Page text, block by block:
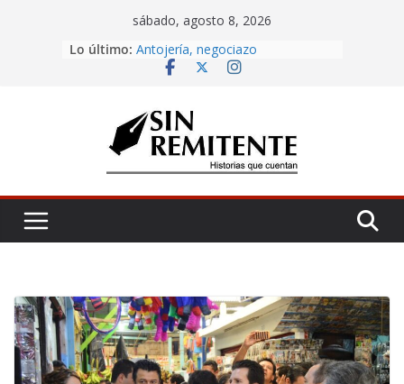
sábado, agosto 8, 2026
Lo último: Amor eterno
Antojería, negociazo
Misa de 12